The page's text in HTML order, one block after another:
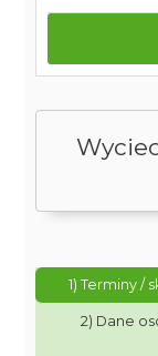
1) Terminy /
2) Dane